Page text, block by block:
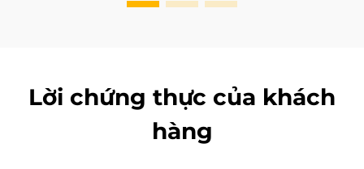
Lời chứng thực của khách
hàng